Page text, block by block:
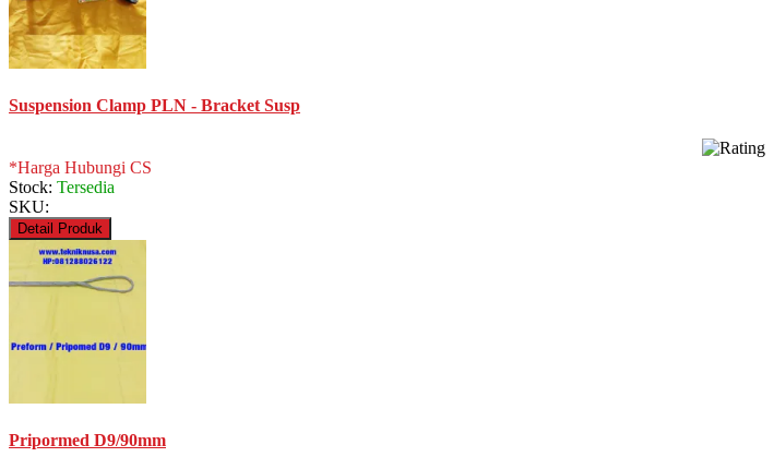
Suspension Clamp PLN - Bracket Susp
*Harga Hubungi CS
Stock: Tersedia
SKU:
Detail Produk
Pripormed D9/90mm